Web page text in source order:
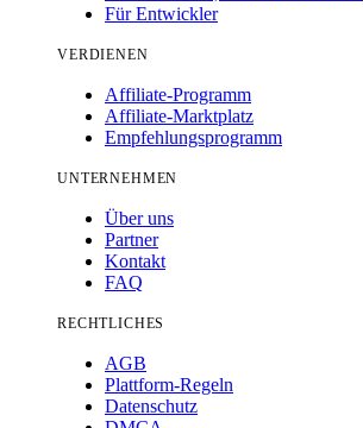
Für Entwickler
VERDIENEN
Affiliate-Programm
Affiliate-Marktplatz
Empfehlungsprogramm
UNTERNEHMEN
Über uns
Partner
Kontakt
FAQ
RECHTLICHES
AGB
Plattform-Regeln
Datenschutz